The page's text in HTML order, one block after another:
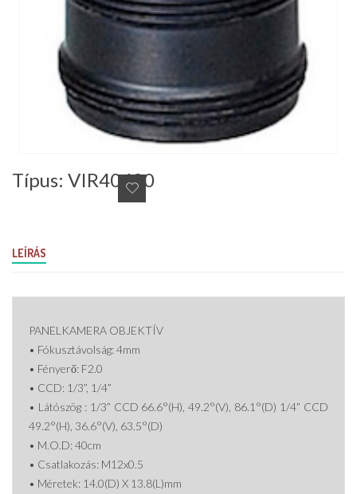
Típus: VIR40420
LEÍRÁS
PANELKAMERA OBJEKTÍV
• Fókusztávolság: 4mm
• Fényerő: F2.0
• CCD: 1/3”, 1/4”
• Látószög : 1/3” CCD 66.6°(H), 49.2°(V), 86.1°(D) 1/4” CCD
49.2°(H), 36.6°(V), 63.5°(D)
• M.O.D: 40cm
• Csatlakozás: M12x0.5
• Méretek: 14.0(D) X 13.8(L)mm